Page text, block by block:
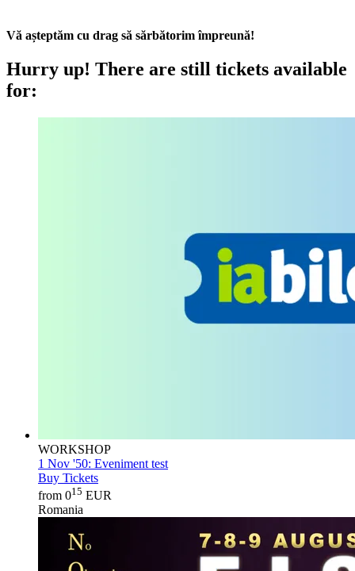
Vă așteptăm cu drag să sărbătorim împreună!
Hurry up! There are still tickets available
for:
WORKSHOP
1 Nov '50: Eveniment test
Buy Tickets
from 015 EUR
Romania